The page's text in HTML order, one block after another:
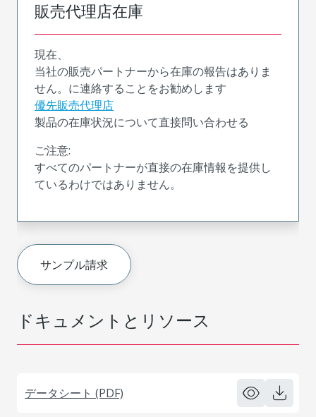
ドキュメントとリソース
データシート (PDF)
販売代理店在庫
現在、
当社の販売パートナーから在庫の報告はありま
せん。に連絡することをお勧めします
優先販売代理店
製品の在庫状況について直接問い合わせる
ご注意:
すべてのパートナーが直接の在庫情報を提供し
ているわけではありません。
サンプル請求